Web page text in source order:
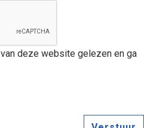
van deze website gelezen en ga